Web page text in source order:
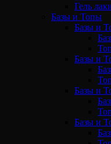
Гель
Базы и Топы
Базы и
Базы и
Базы и
Базы и